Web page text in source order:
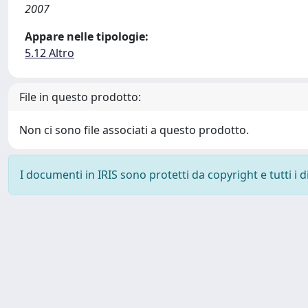
2007
Appare nelle tipologie:
5.12 Altro
File in questo prodotto:
Non ci sono file associati a questo prodotto.
I documenti in IRIS sono protetti da copyright e tutti i